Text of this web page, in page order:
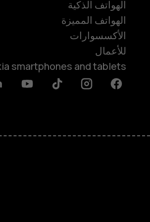
الهواتف الذكية
الهواتف المميزة
الأكسسوارات
للأعمال
smartphones and tablets
Facebook
Instagram
Tiktok